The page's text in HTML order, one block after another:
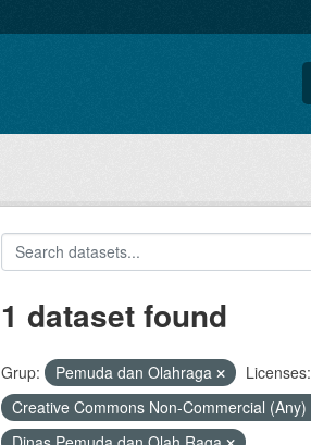
1 dataset found
Grup: Pemuda dan Olahraga
Licenses:
Creative Commons Non-Commercial (Any)